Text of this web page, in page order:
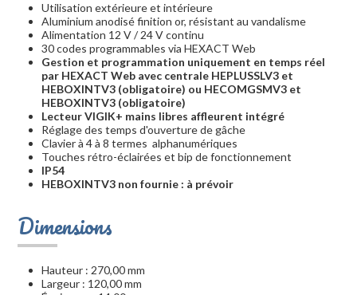
Utilisation extérieure et intérieure
Aluminium anodisé finition or, résistant au vandalisme
Alimentation 12 V / 24 V continu
30 codes programmables via HEXACT Web
Gestion et programmation uniquement en temps réel
par HEXACT Web avec centrale HEPLUSSLV3 et
HEBOXINTV3 (obligatoire) ou HECOMGSMV3 et
HEBOXINTV3 (obligatoire)
Lecteur VIGIK+ mains libres affleurent intégré
Réglage des temps d'ouverture de gâche
Clavier à 4 à 8 termes alphanumériques
Touches rétro-éclairées et bip de fonctionnement
IP54
HEBOXINTV3 non fournie : à prévoir
Dimensions
Hauteur : 270,00 mm
Largeur : 120,00 mm